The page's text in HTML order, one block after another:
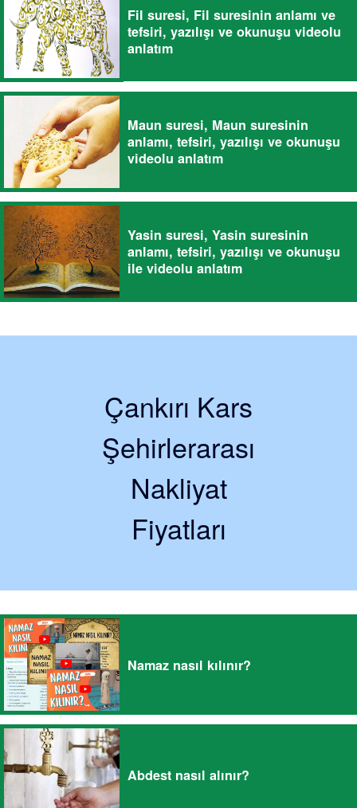
Fil suresi, Fil suresinin anlamı ve
tefsiri, yazılışı ve okunuşu videolu
anlatım
Maun suresi, Maun suresinin
anlamı, tefsiri, yazılışı ve okunuşu
videolu anlatım
Yasin suresi, Yasin suresinin
anlamı, tefsiri, yazılışı ve okunuşu
ile videolu anlatım
Çankırı Kars
Şehirlerarası
Nakliyat
Fiyatları
Namaz nasıl kılınır?
Abdest nasıl alınır?